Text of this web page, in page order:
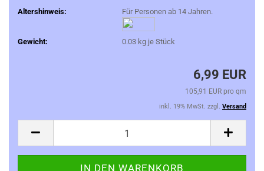
Altershinweis:
Für Personen ab 14 Jahren.
Gewicht: 0.03kg je Stück
6,99 EUR
105,91 EUR pro qm
inkl. 19% MwSt. zzgl. Versand